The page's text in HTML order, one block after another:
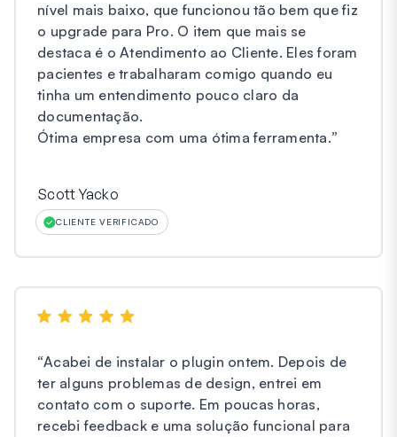
nível mais baixo, que funcionou tão bem que fiz
o upgrade para Pro. O item que mais se
destaca é o Atendimento ao Cliente. Eles foram
pacientes e trabalharam comigo quando eu
tinha um entendimento pouco claro da
documentação.
Ótima empresa com uma ótima ferramenta.”
Scott Yacko
CLIENTE VERIFICADO
“Acabei de instalar o plugin ontem. Depois de
ter alguns problemas de design, entrei em
contato com o suporte. Em poucas horas,
recebi feedback e uma solução funcional para